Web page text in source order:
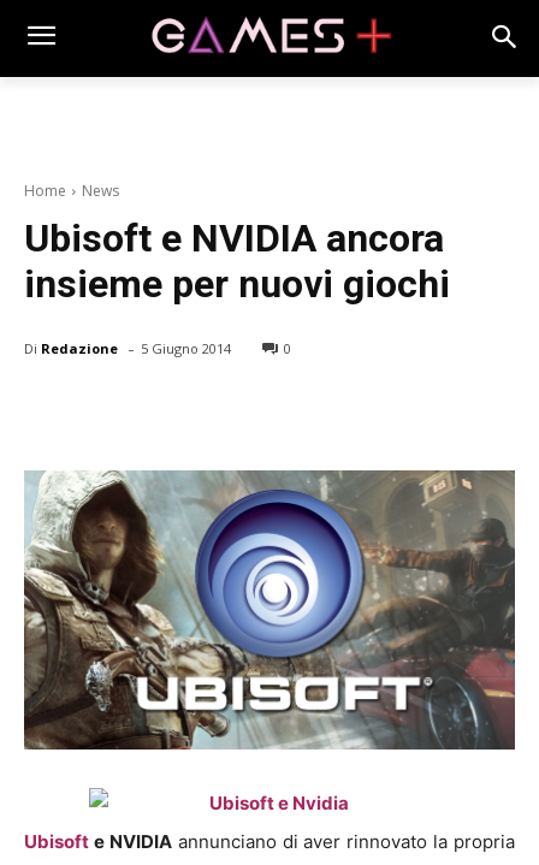
Home News
Ubisoft e NVIDIA ancora
insieme per nuovi giochi
Di Redazione - 5 Giugno 2014 0
Ubisoft e NVIDIAannunciano di aver rinnovato la propria